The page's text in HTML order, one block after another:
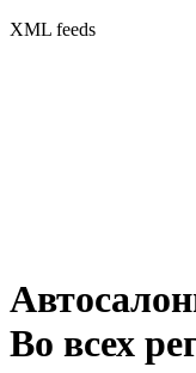
XML feeds
Во всех